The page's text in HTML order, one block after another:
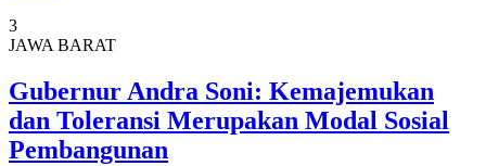
3
JAWA BARAT
Gubernur Andra Soni: Kemajemukan
dan Toleransi Merupakan Modal Sosial
Pembangunan